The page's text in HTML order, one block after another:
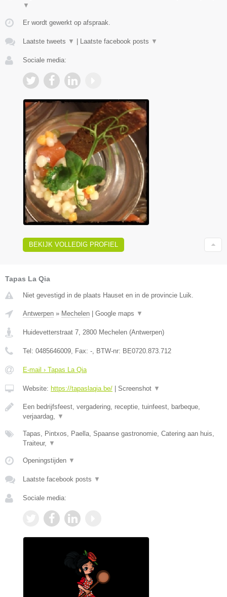
▼
Er wordt gewerkt op afspraak.
Laatste tweets ▼ | Laatste facebook posts ▼
Sociale media:
BEKIJK VOLLEDIG PROFIEL
Tapas La Qia
Niet gevestigd in de plaats Hauset en in de provincie Luik.
Antwerpen » Mechelen | Google maps ▼
Huidevetterstraat 7 2800 Mechelen (Antwerpen)
Tel: 0485646009 , Fax: - , BTW-nr: BE0720.873.712
E-mail › Tapas La Qia
Website: https://tapaslaqia.be/ | Screenshot ▼
Een bedrijfsfeest, vergadering, receptie, tuinfeest, barbeque,
verjaardag,
▼
Tapas, Pintxos, Paella, Spaanse gastronomie, Catering aan huis,
Traiteur,
▼
Openingstijden ▼
Laatste facebook posts ▼
Sociale media: